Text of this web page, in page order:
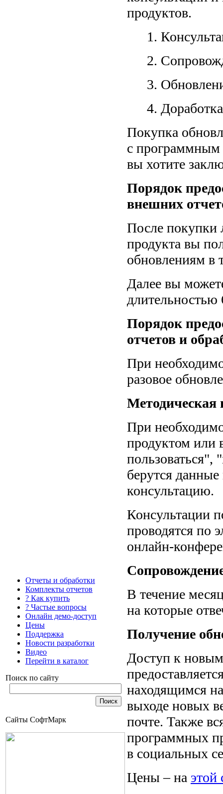
Отчеты и обработки
Комплекты отчетов
? Как купить
? Частые вопросы
Онлайн демо-доступ
Цены
Поддержка
Новости разработки
Видео
Перейти в каталог
Поиск по сайту
Сайты СофтМарк
продуктов.
1.
2.
3.
4.
Покупка
с программным
вы хотите
Порядок
внешних
После покупки
продукта вы
обновлениям в
Далее вы
длительностью
Порядок
отчетов и
При
разовое
Методическая
При
продуктом или
пользоваться",
берутся данные
консультацию.
Консультации
проводятся по
онлайн-
В течение
на которые
Получение
Доступ к
находящимся
выходе новых
почте. Также
программных
в социальных
Цены – на этой